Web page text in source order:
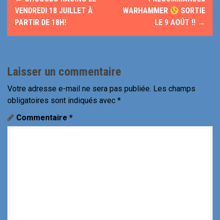
a
v
g
a
t
i
VENDREDI 18 JUILLET À
PARTIR DE 18H!
WARHAMMER
SORTIE
LE 9 AOÛT !! →
Laisser un commentaire
Votre adresse e-mail ne sera pas publiée. Les champs
obligatoires sont indiqués avec *
Commentaire *